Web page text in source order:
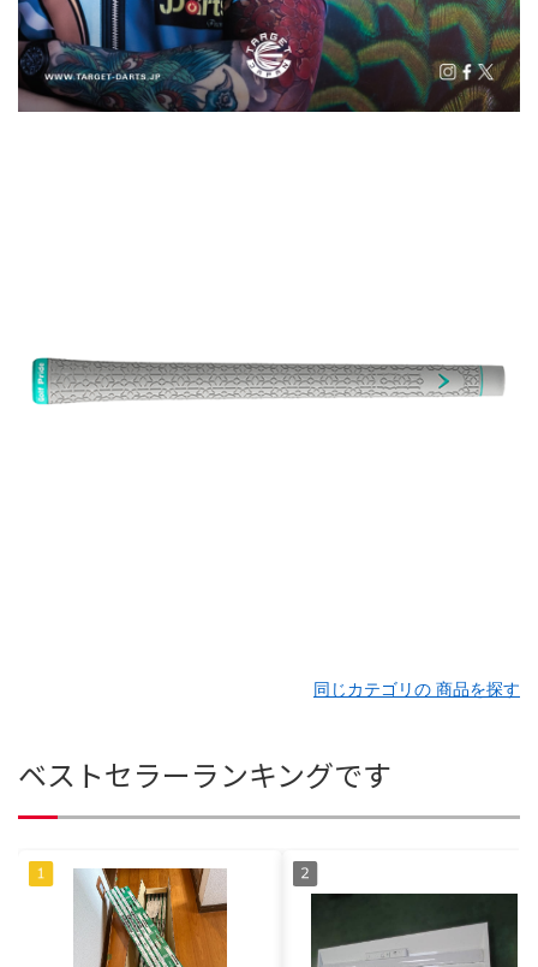
同じカテゴリの 商品を探す
ベストセラーランキングです